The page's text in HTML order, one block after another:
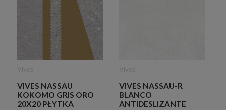
VIVES NASSAU
KOKOMO GRIS ORO
20X20 PŁYTKA
VIVES NASSAU-R
BLANCO
ANTIDESLIZANTE